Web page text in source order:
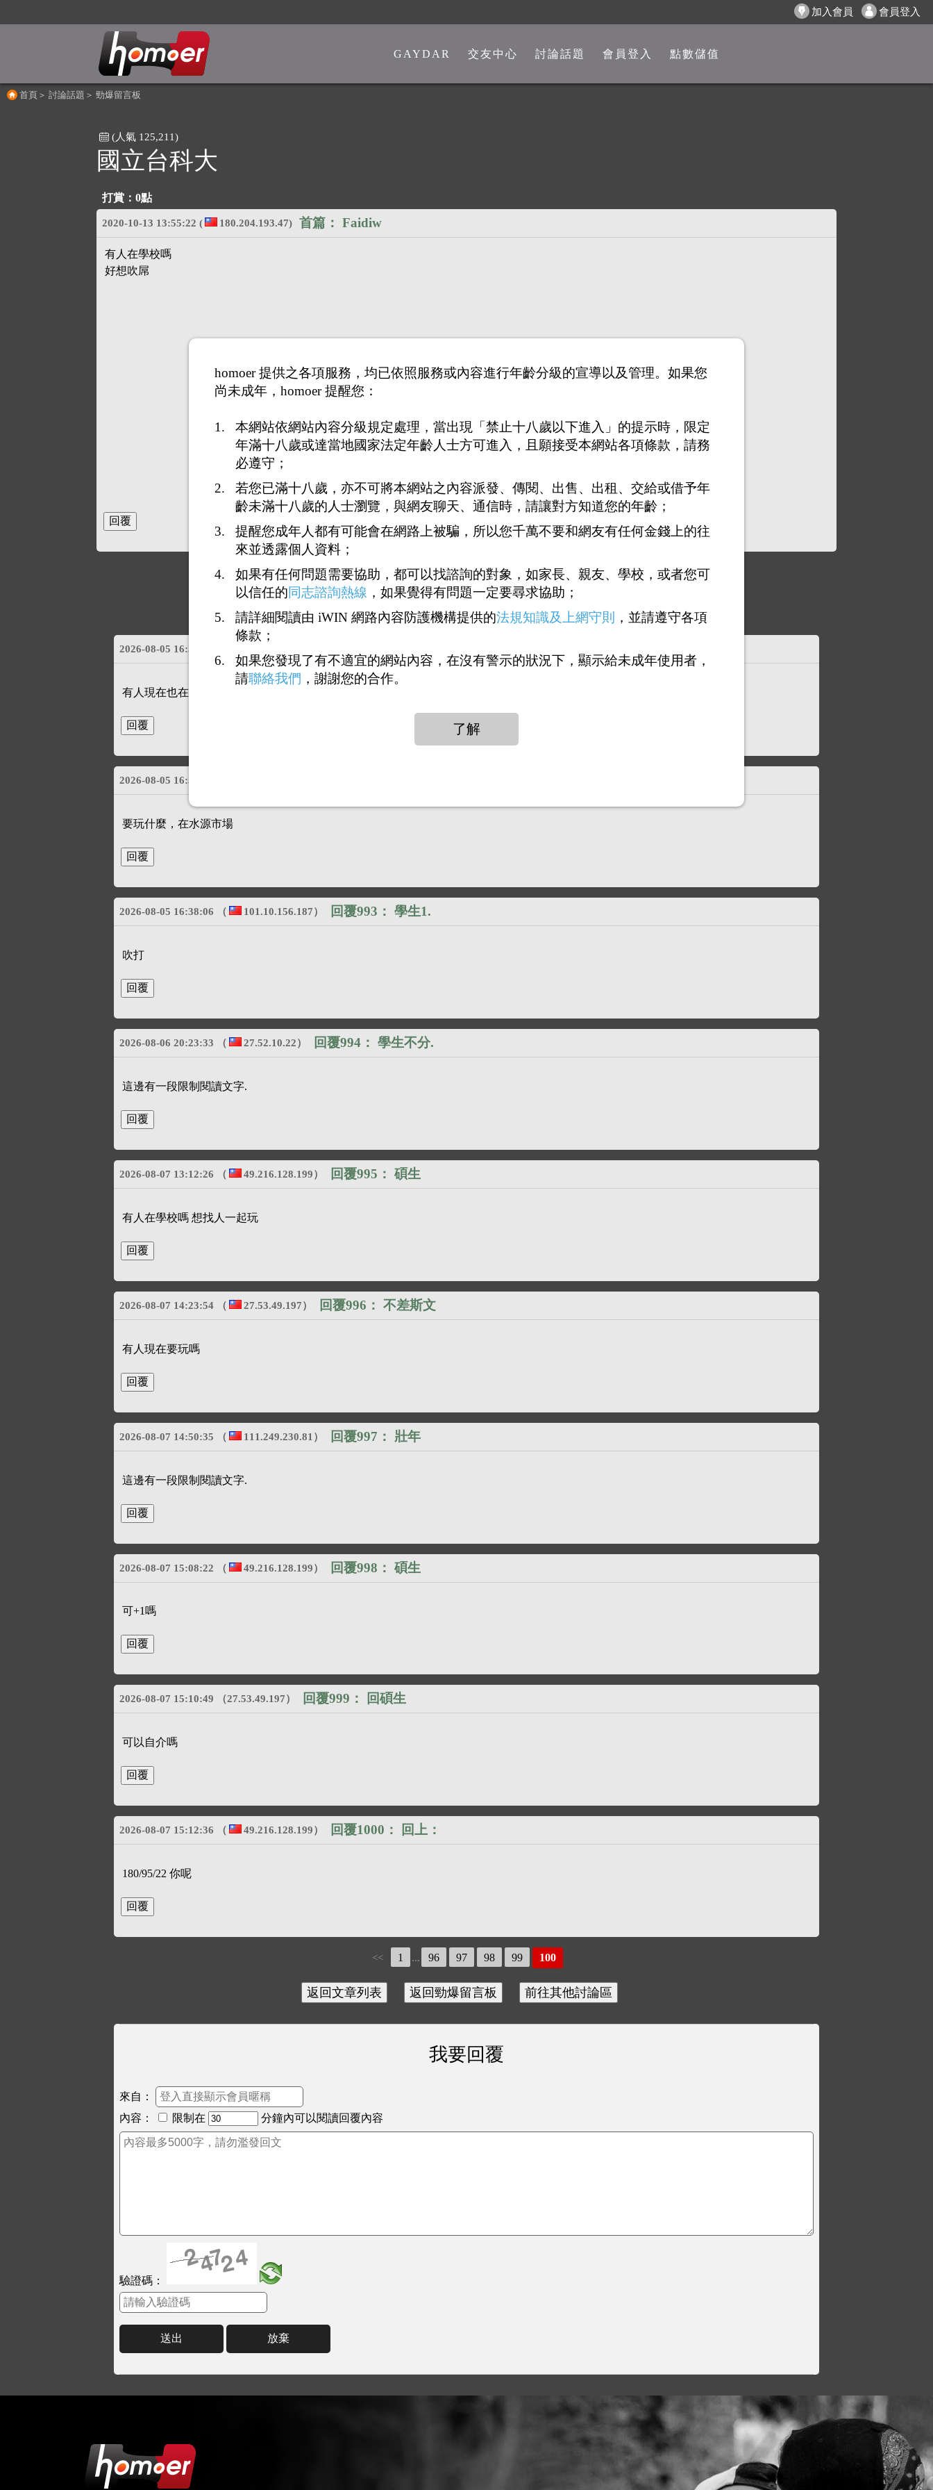
加入會員 會員登入
GAYDAR 交友中心 討論話題 會員登入 點數儲值
首頁 ＞ 討論話題 ＞ 勁爆留言板
(人氣 125,211)
國立台科大
打賞：0點
首篇：Faidiw
2020-10-13 13:55:22 ( 180.204.193.47)
有人在學校嗎
好想吹屌
<< 1 ... 96 97 98 99 100
2026-08-05 16:32:01
有人現在也在學校的嗎 想玩
2026-08-05 16:34:58
要玩什麼，在水源市場
回覆993： 學生1.
2026-08-05 16:38:06 （ 101.10.156.187）
吹打
回覆994： 學生不分.
2026-08-06 20:23:33 （ 27.52.10.22）
這邊有一段限制閱讀文字.
回覆995： 碩生
2026-08-07 13:12:26 （ 49.216.128.199）
有人在學校嗎 想找人一起玩
回覆996： 不差斯文
2026-08-07 14:23:54 （ 27.53.49.197）
有人現在要玩嗎
回覆997： 壯年
2026-08-07 14:50:35 （ 111.249.230.81 ）
這邊有一段限制閱讀文字.
回覆998： 碩生
2026-08-07 15:08:22 （ 49.216.128.199）
可+1嗎
回覆999： 回碩生
2026-08-07 15:10:49 （27.53.49.197）
可以自介嗎
回覆1000： 回上：
2026-08-07 15:12:36 （ 49.216.128.199）
180/95/22 你呢
<< 1 ... 96 97 98 99 100
我要回覆
來自：
內容：
限制在 分鐘內可以閱讀回覆內容
驗證碼：
送出 放棄
homoer 提供之各項服務，均已依照服務或內容進行年齡分級的宣導以及管理。如果您
尚未成年，homoer 提醒您：
本網站依網站內容分級規定處理，當出現「禁止十八歲以下進入」的提示時，限定
年滿十八歲或達當地國家法定年齡人士方可進入，且願接受本網站各項條款，請務
必遵守；
若您已滿十八歲，亦不可將本網站之內容派發、傳閱、出售、出租、交給或借予年
齡未滿十八歲的人士瀏覽，與網友聊天、通信時，請讓對方知道您的年齡；
提醒您成年人都有可能會在網路上被騙，所以您千萬不要和網友有任何金錢上的往
來並透露個人資料；
如果有任何問題需要協助，都可以找諮詢的對象，如家長、親友、學校，或者您可
以信任的同志諮詢熱線 ，如果覺得有問題一定要尋求協助；
請詳細閱讀由 iWIN 網路內容防護機構提供的法規知識及上網守則
，並請遵守各項
條款；
如果您發現了有不適宜的網站內容，在沒有警示的狀況下，顯示給未成年使用者，
請聯絡我們 ，謝謝您的合作。